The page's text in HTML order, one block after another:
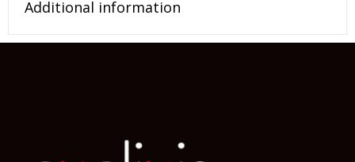
Additional information